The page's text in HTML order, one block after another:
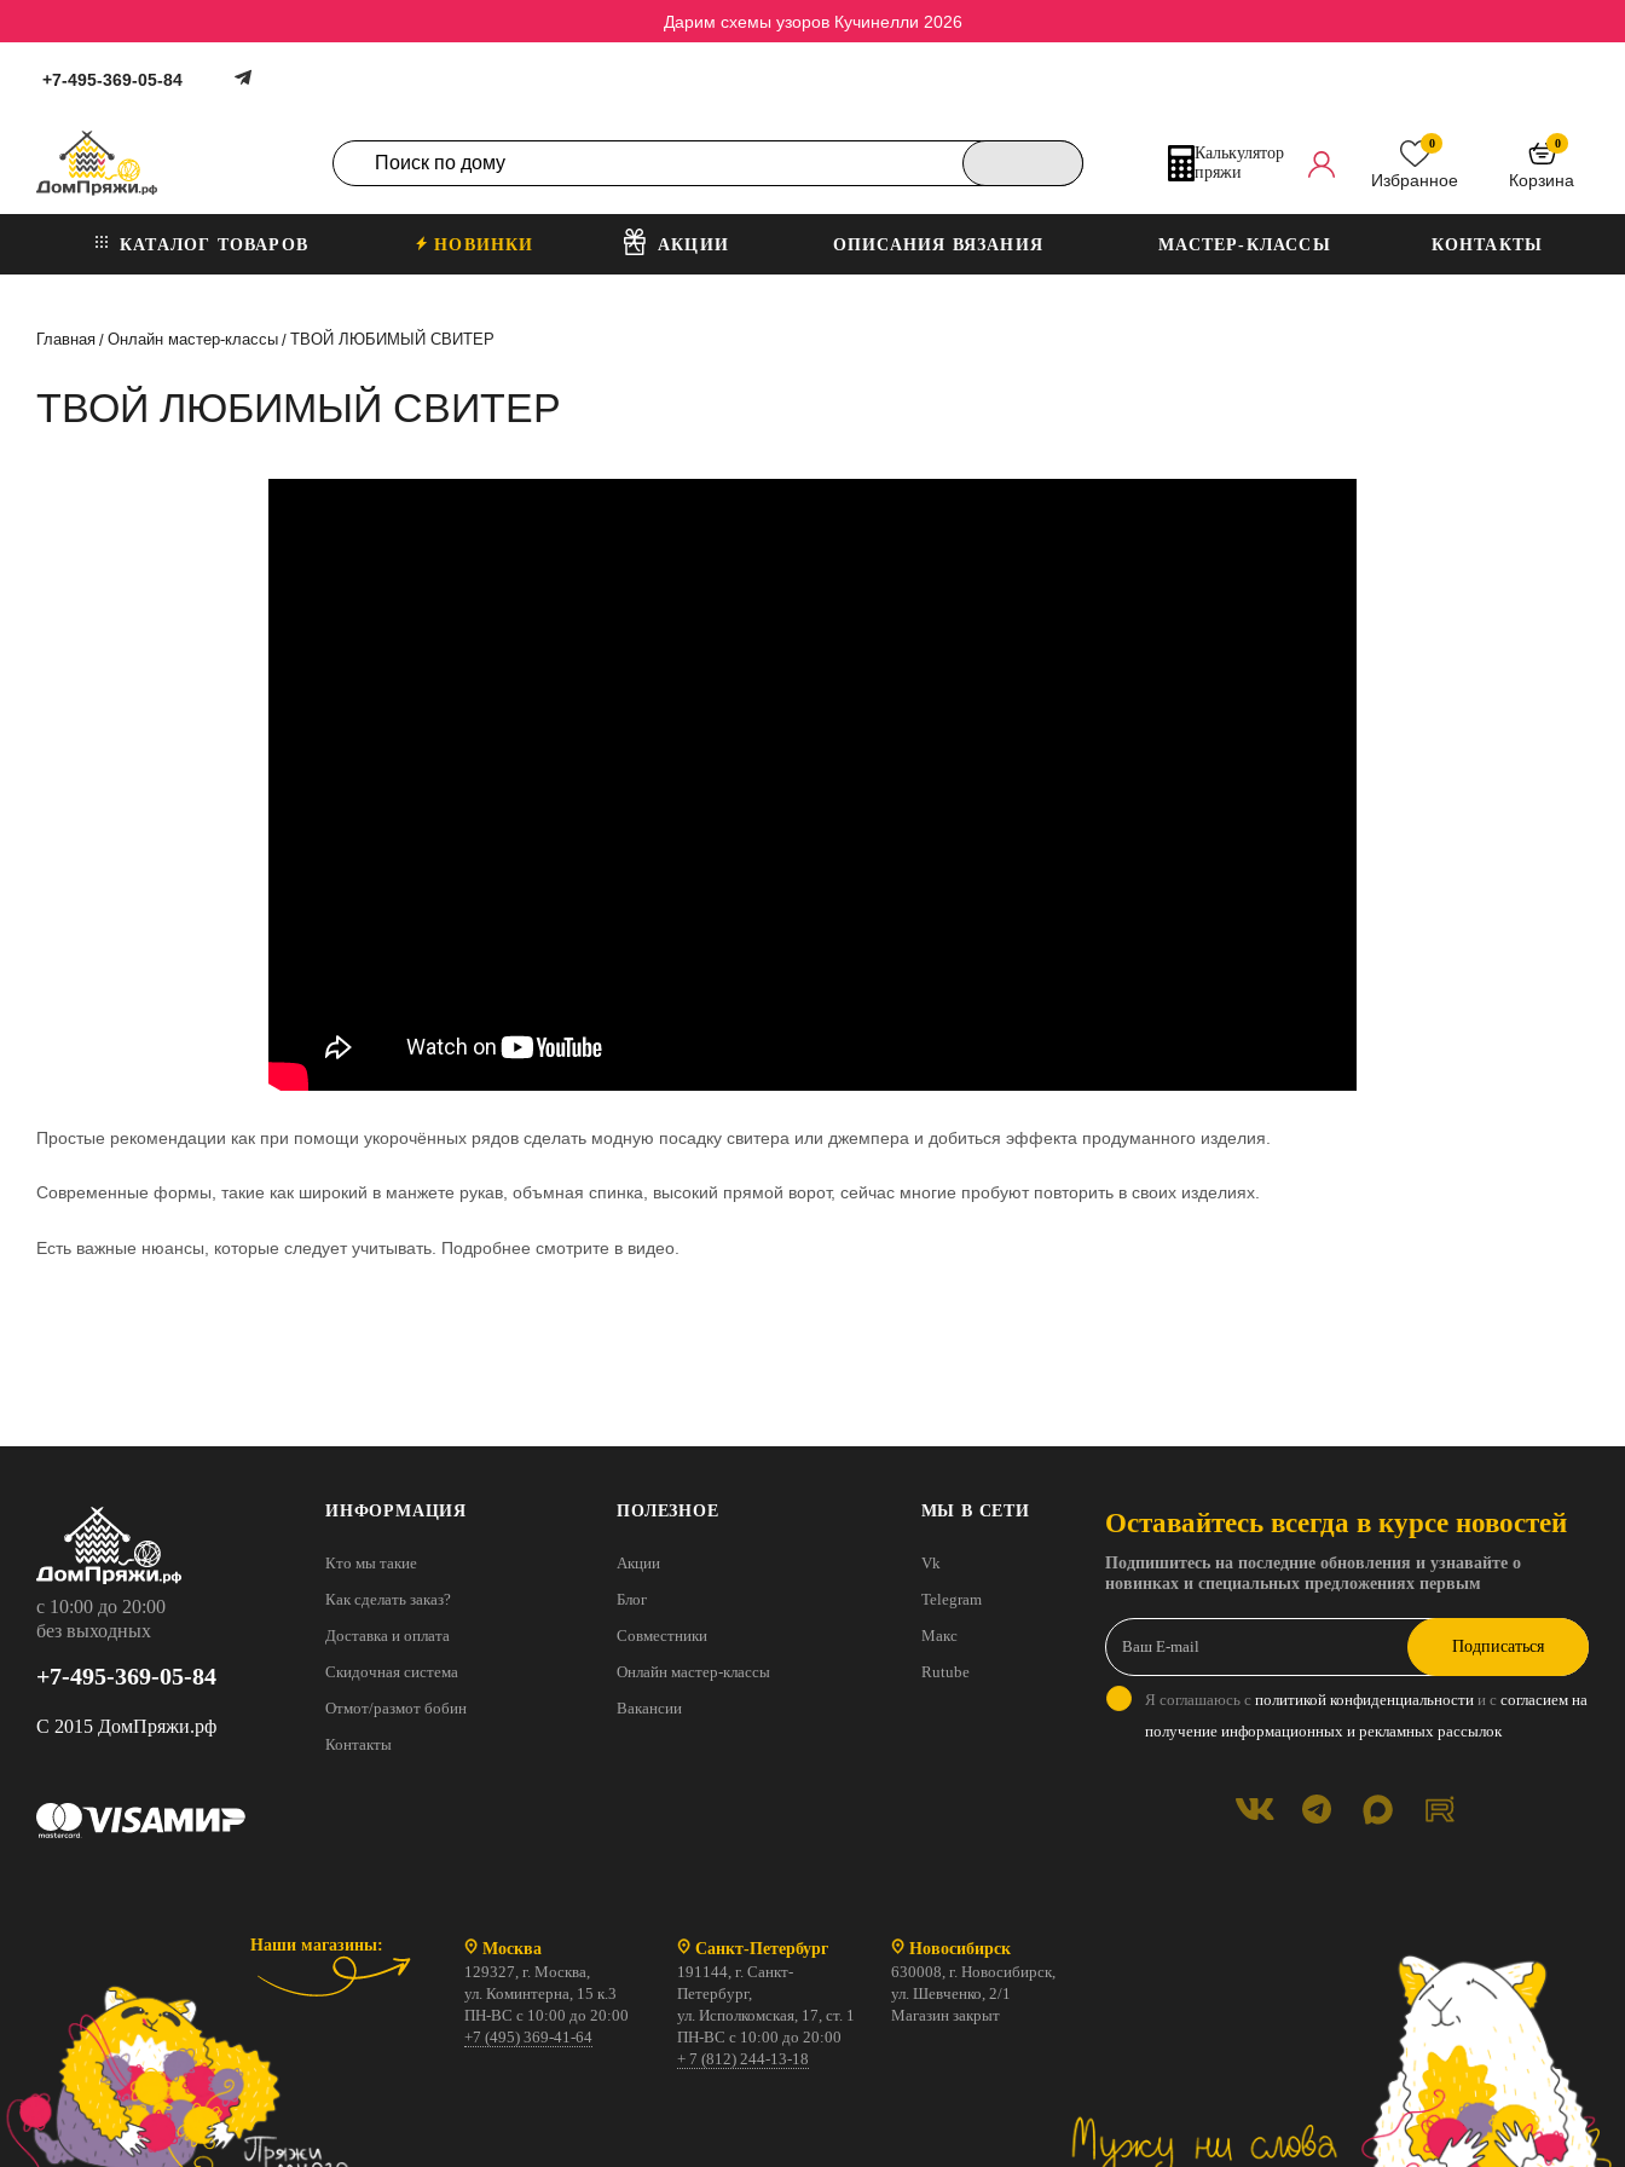
Дарим схемы узоров Кучинелли 2026
+7-495-369-05-84
Калькулятор
пряжи
Избранное
0
Корзина
0
КАТАЛОГ ТОВАРОВ НОВИНКИ АКЦИИ ОПИСАНИЯ ВЯЗАНИЯ МАСТЕР-КЛАССЫ КОНТАКТЫ
Главная / Онлайн мастер-классы / ТВОЙ ЛЮБИМЫЙ СВИТЕР
ТВОЙ ЛЮБИМЫЙ СВИТЕР
Простые рекомендации как при помощи укорочённых рядов сделать модную посадку свитера или джемпера и добиться эффекта продуманного изделия.
Современные формы, такие как широкий в манжете рукав, объмная спинка, высокий прямой ворот, сейчас многие пробуют повторить в своих изделиях.
Есть важные нюансы, которые следует учитывать. Подробнее смотрите в видео.
с 10:00 до 20:00
без выходных
+7-495-369-05-84
С 2015 ДомПряжи.рф
ИНФОРМАЦИЯ
Кто мы такие
Как сделать заказ?
Доставка и оплата
Скидочная система
Отмот/размот бобин
Контакты
ПОЛЕЗНОЕ
Акции
Блог
Совместники
Онлайн мастер-классы
Вакансии
МЫ В СЕТИ
Vk
Telegram
Макс
Rutube
Наши магазины:
Москва
129327, г. Москва,
ул. Коминтерна, 15 к.3
ПН-ВС с 10:00 до 20:00
+7 (495) 369-41-64
Санкт-Петербург
191144, г. Санкт-
Петербург,
ул. Исполкомская, 17, ст. 1
ПН-ВС с 10:00 до 20:00
+ 7 (812) 244-13-18
Новосибирск
630008, г. Новосибирск,
ул. Шевченко, 2/1
Магазин закрыт
Оставайтесь всегда в курсе новостей
Подпишитесь на последние обновления и узнавайте о
новинках и специальных предложениях первым
Подписаться
Я соглашаюсь с политикой конфиденциальности и с согласием на
получение информационных и рекламных рассылок